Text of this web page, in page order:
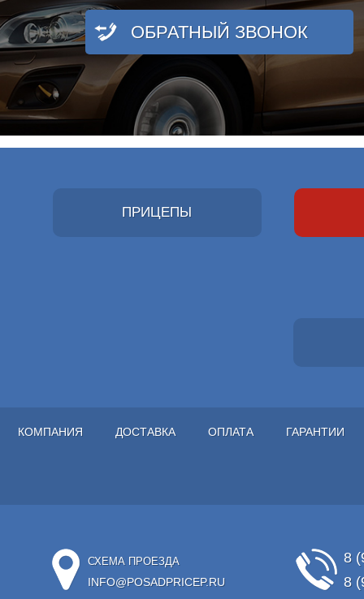
ОБРАТНЫЙ ЗВОНОК
ПРИЦЕПЫ
КОМПАНИЯ ДОСТАВКА ОПЛАТА ГАРАНТИИ
СХЕМА ПРОЕЗДА
INFO@POSADPRICEP.RU
8
8